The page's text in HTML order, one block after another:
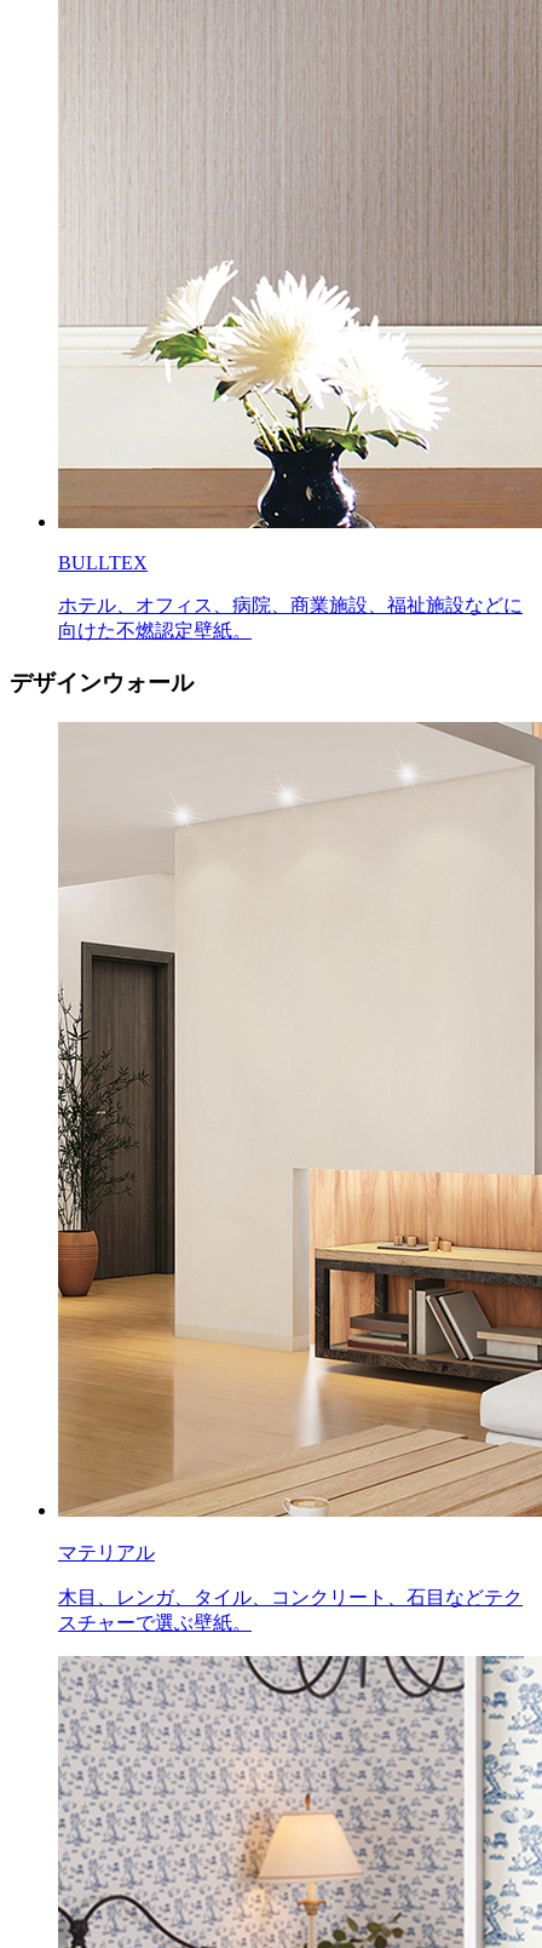
BULLTEX
ホテル、オフィス、病院、商業施設、福祉施設などに
向けた不燃認定壁紙。
デザインウォール
マテリアル
木目、レンガ、タイル、コンクリート、石目などテク
スチャーで選ぶ壁紙。